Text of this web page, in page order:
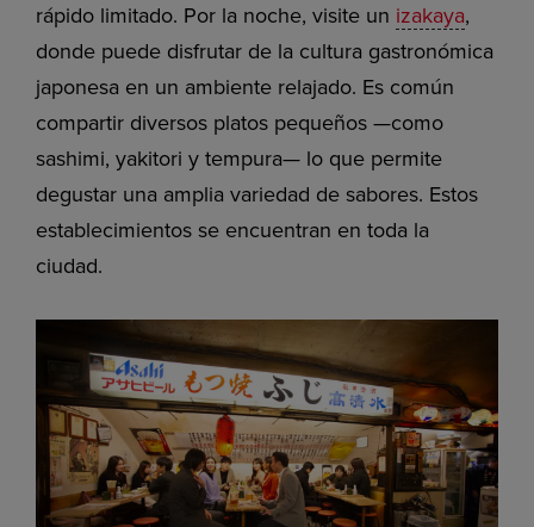
rápido limitado. Por la noche, visite un izakaya,
donde puede disfrutar de la cultura gastronómica
japonesa en un ambiente relajado. Es común
compartir diversos platos pequeños —como
sashimi, yakitori y tempura— lo que permite
degustar una amplia variedad de sabores. Estos
establecimientos se encuentran en toda la
ciudad.